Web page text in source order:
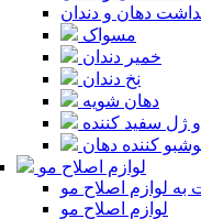
دهان و دندان
مسواک
خمیر دندان
نخ دندان
دهان شویه
و ژل سفید کننده
کننده دهان
لوازم اصلاح مو
به لوازم اصلاح مو
لوازم اصلاح مو